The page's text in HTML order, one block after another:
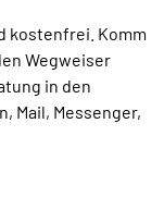
kostenfrei. Komm
Wegweiser
in den
Mail, Messenger,